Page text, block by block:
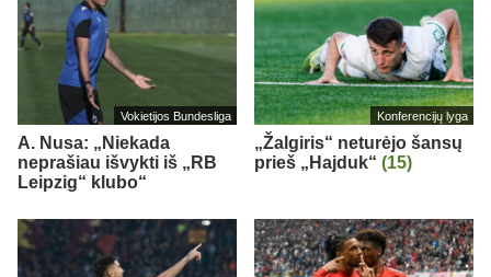
Vokietijos Bundesliga
A. Nusa: „Niekada
neprašiau išvykti iš „RB
Leipzig“ klubo“
Konferencijų lyga
„Žalgiris“ neturėjo šansų
prieš „Hajduk“ (15)